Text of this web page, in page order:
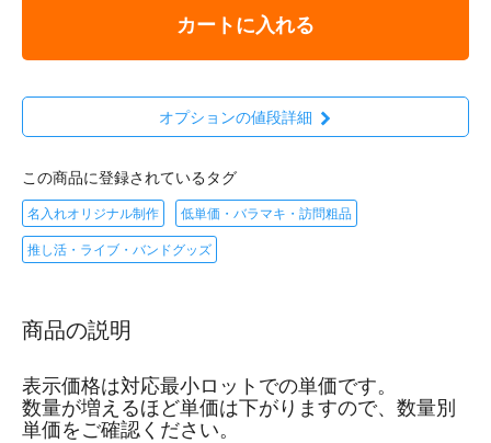
カートに入れる
オプションの値段詳細
この商品に登録されているタグ
名入れオリジナル制作 低単価・バラマキ・訪問粗品
推し活・ライブ・バンドグッズ
商品の説明
表示価格は対応最小ロットでの単価です。
数量が増えるほど単価は下がりますので、数量別
単価をご確認ください。